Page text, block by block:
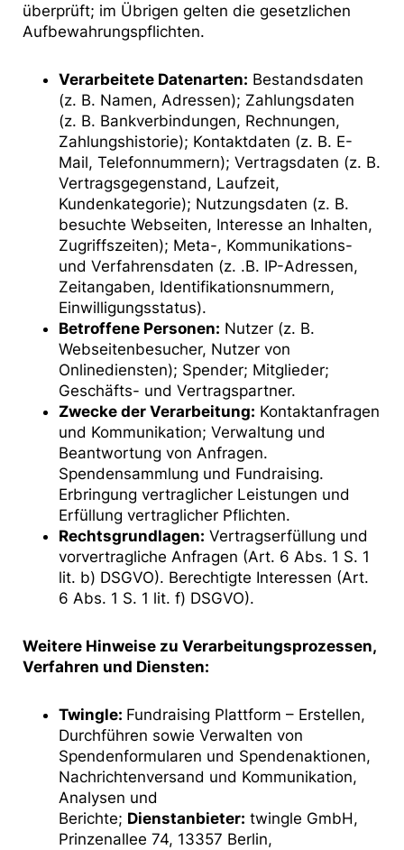
überprüft; im Übrigen gelten die gesetzlichen
Aufbewahrungspflichten.
Verarbeitete Datenarten: Bestandsdaten
(z. B. Namen, Adressen); Zahlungsdaten
(z. B. Bankverbindungen, Rechnungen,
Zahlungshistorie); Kontaktdaten (z. B. E-
Mail, Telefonnummern); Vertragsdaten (z. B.
Vertragsgegenstand, Laufzeit,
Kundenkategorie); Nutzungsdaten (z. B.
besuchte Webseiten, Interesse an Inhalten,
Zugriffszeiten); Meta-, Kommunikations-
und Verfahrensdaten (z. .B. IP-Adressen,
Zeitangaben, Identifikationsnummern,
Einwilligungsstatus).
Betroffene Personen: Nutzer (z. B.
Webseitenbesucher, Nutzer von
Onlinediensten); Spender; Mitglieder;
Geschäfts- und Vertragspartner.
Zwecke der Verarbeitung: Kontaktanfragen
und Kommunikation; Verwaltung und
Beantwortung von Anfragen.
Spendensammlung und Fundraising.
Erbringung vertraglicher Leistungen und
Erfüllung vertraglicher Pflichten.
Rechtsgrundlagen: Vertragserfüllung und
vorvertragliche Anfragen (Art. 6 Abs. 1 S. 1
lit. b) DSGVO). Berechtigte Interessen (Art.
6 Abs. 1 S. 1 lit. f) DSGVO).
Weitere Hinweise zu Verarbeitungsprozessen,
Verfahren und Diensten:
Twingle: Fundraising Plattform – Erstellen,
Durchführen sowie Verwalten von
Spendenformularen und Spendenaktionen,
Nachrichtenversand und Kommunikation,
Analysen und
Berichte; Dienstanbieter: twingle GmbH,
Prinzenallee 74, 13357 Berlin,